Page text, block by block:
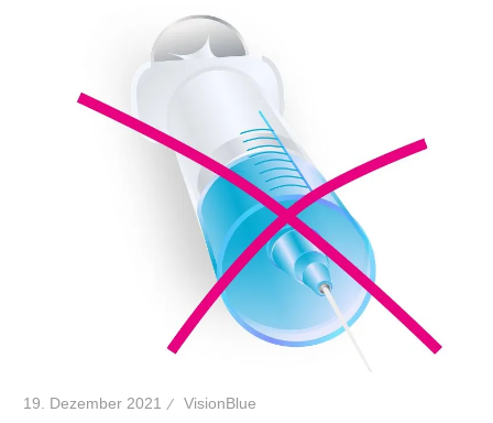
19. Dezember 2021 VisionBlue